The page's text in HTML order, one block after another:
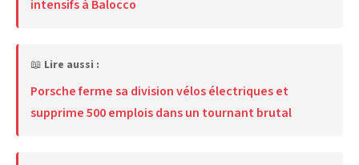
intensifs à Balocco
📖 Lire aussi :
Porsche ferme sa division vélos électriques et
supprime 500 emplois dans un tournant brutal